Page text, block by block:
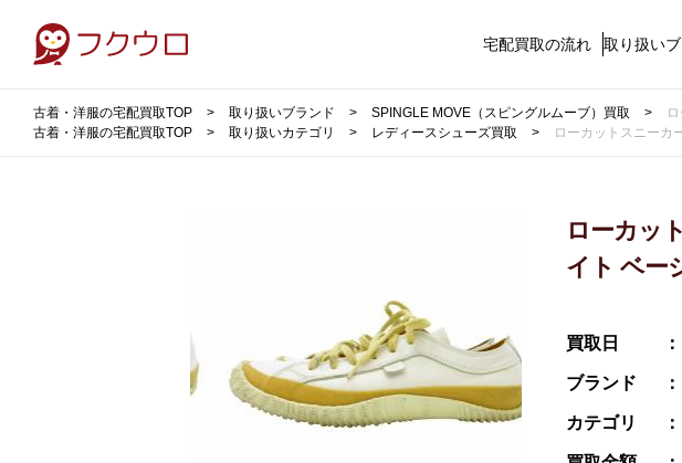
宅配買取の流れ 取り扱い
古着・洋服の宅配買取TOP 取り扱いブランド SPINGLE MOVE（スピングルムーブ）買取
古着・洋服の宅配買取TOP
取り扱いカテゴリ レディースシューズ買取 ローカットスニーカ
ローカッ
イト ベー
買取日
ブランド
カテゴリ